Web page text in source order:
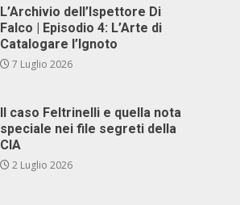
L’Archivio dell’Ispettore Di
Falco | Episodio 4: L’Arte di
Catalogare l’Ignoto
7 Luglio 2026
Il caso Feltrinelli e quella nota
speciale nei file segreti della
CIA
2 Luglio 2026